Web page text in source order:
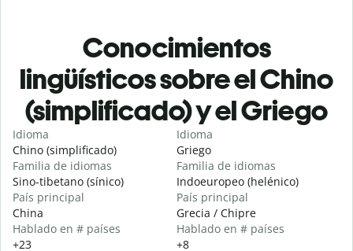
Conocimientos
lingüísticos sobre el Chino
(simplificado) y el Griego
Idioma
Chino (simplificado)
Familia de idiomas
Sino-tibetano (sínico)
País principal
China
Hablado en # países
+23
Idioma
Griego
Familia de idiomas
Indoeuropeo (helénico)
País principal
Grecia / Chipre
Hablado en # países
+8